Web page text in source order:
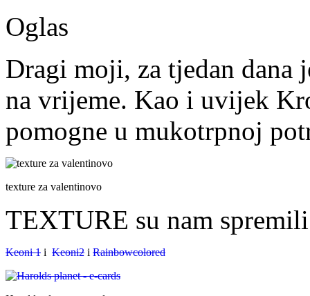
Oglas
Dragi moji, za tjedan dana
na vrijeme. Kao i uvijek
pomogne u mukotrpnoj
texture za valentinovo
TEXTURE su nam
Keoni 1 i Keoni2 i Rainbowcolored